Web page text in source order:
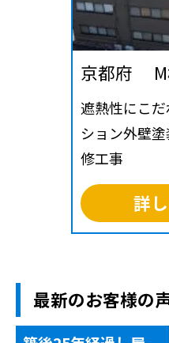
京都府 M
遮熱性にこ
ション外壁
修工事
詳
最新のお客様の